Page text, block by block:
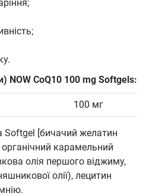
NOW CoQ10 100 mg Softgels:
100 мг
Softgel [бичачий желатин
органічний карамельний
олія першого віджиму,
олії), лецитин